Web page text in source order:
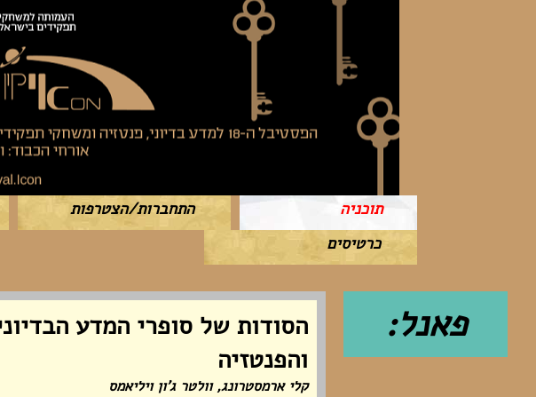
תוכניה התחברות/הצטרפות
כרטיסים
פאנל:
הסודות של סופרי המדע
והפנטזיה
קלי ארמסטרונג, וולטר ג'ון ויליאמס